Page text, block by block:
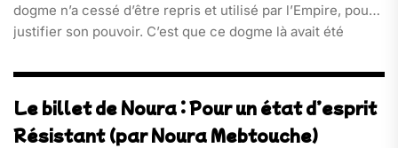
dogme n’a cessé d’être repris et utilisé par l’Empire, pour
justifier son pouvoir. C’est que ce dogme là avait été
Bonaparte[…]
Le billet de Noura : Pour un état d’esprit
Résistant (par Noura Mebtouche)